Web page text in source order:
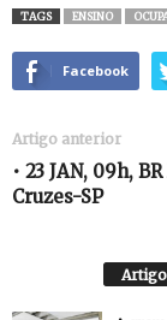
TAGS ENSINO
Facebook
Artigo anterior
• 23 JAN, 09h,
Cruzes-SP